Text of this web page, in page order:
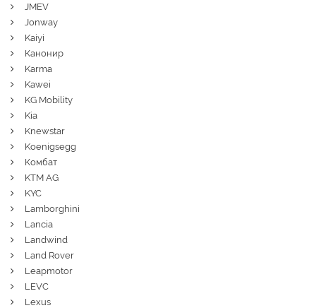
JMEV
Jonway
Kaiyi
Канонир
Karma
Kawei
KG Mobility
Kia
Knewstar
Koenigsegg
Комбат
KTM AG
KYC
Lamborghini
Lancia
Landwind
Land Rover
Leapmotor
LEVC
Lexus